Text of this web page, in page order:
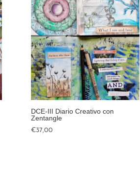
DCE-III Diario Creativo con
Zentangle
€37,00